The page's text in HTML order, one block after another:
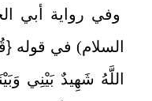
وفي رواية أبي
السلام) في قوله {
اللَّهُ شَهِيدٌ بَيْنِي